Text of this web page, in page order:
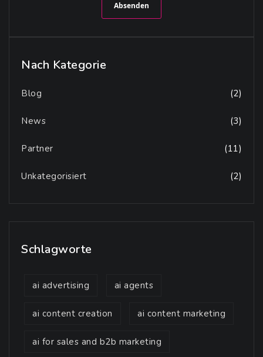
Absenden
Nach Kategorie
Blog (2)
News (3)
Partner (11)
Unkategorisiert (2)
Schlagworte
ai advertising ai agents
ai content creation ai content marketing
ai for sales and b2b marketing